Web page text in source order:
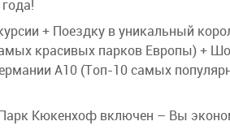
В ПАКЕТ): Дом Рембрандта,
рынок, Монастырь Бегиенхоф,
Старая церковь и др.
«Прогулка на катере по
за доп. плату 20 €, min 15
именно с каналов, которые
Торговом центре Германии, где
в отеле (ВКЛЮЧЕНО).
+ Поездку в уникальный
красивых парков Европы) +
А10 (Топ-10 самых
Кюкенхоф включен – Вы